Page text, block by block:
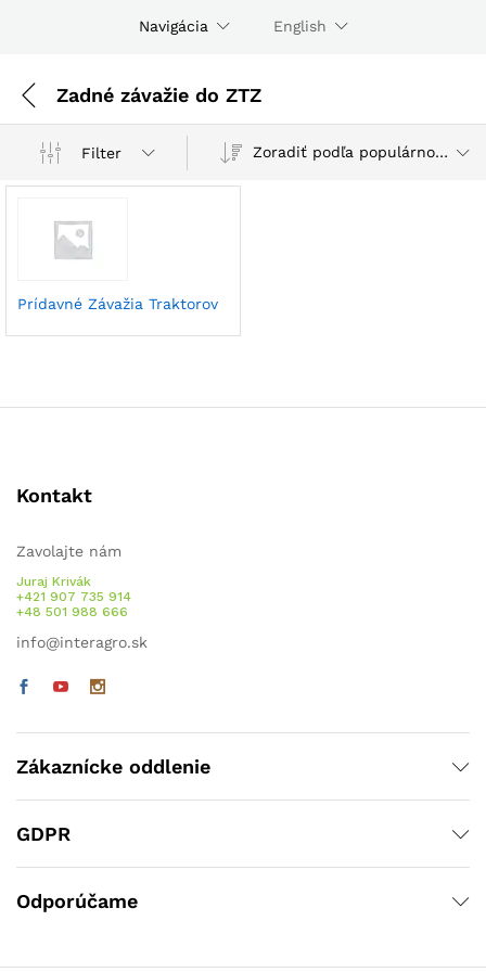
Navigácia English
Zadné závažie do ZTZ
Filter Zoradiť podľa populárnosti
Prídavné Závažia Traktorov
Kontakt
Zavolajte nám
Juraj Krivák
+421 907 735 914
+48 501 988 666
info@interagro.sk
Zákaznícke oddlenie
GDPR
Odporúčame